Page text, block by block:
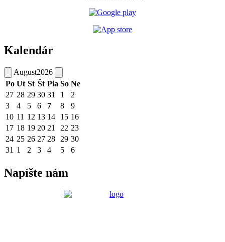
Kalendár
August2026
Po Ut St Št Pia So Ne
27 28 29 30 31 1
2
3
4 5 6 7 8
9
10 11 12 13 14 15 16
17 18 19 20 21 22 23
24 25 26 27 28 29 30
31 1 2 3 4 5 6
Napíšte nám